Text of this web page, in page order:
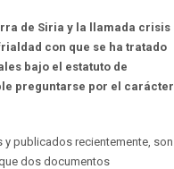
de Siria y la llamada crisis
con que se ha tratado
bajo el estatuto de
preguntarse por el carácter
publicados recientemente, son
dos documentos